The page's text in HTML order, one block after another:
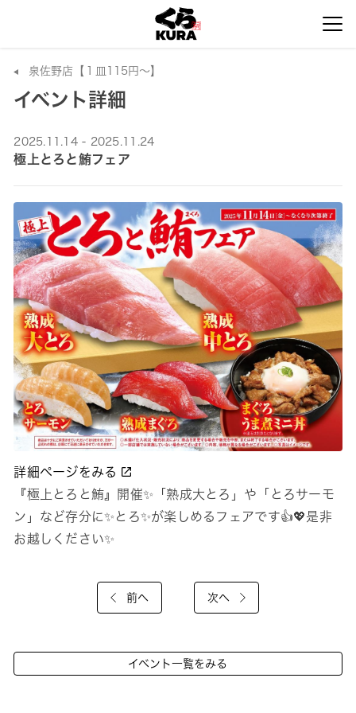
泉佐野店【１皿115円～】
イベント詳細
2025.11.14 - 2025.11.24
極上とろと鮪フェア
詳細ページをみる
『極上とろと鮪』開催✨「熟成大とろ」や「とろサーモ
ン」など存分に✨とろ✨が楽しめるフェアです👍💖是非
お越しください✨
前へ 次へ
イベント一覧をみる